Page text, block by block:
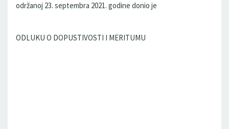
održanoj 23. septembra 2021. godine donio je
ODLUKU O DOPUSTIVOSTI I MERITUMU